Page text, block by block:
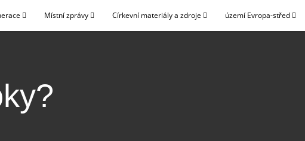
Místní zprávy Církevní materiály a zdroje území Evropa-střed